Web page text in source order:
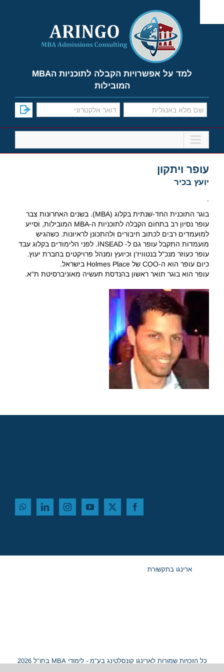
content
למד על אפשרויות הקבלה לתוכניות הMBA
המובילות
עופר ויתקון
יועץ בכיר
.
בוגר התוכנית החד-שנתית בקלוג (MBA). בשנים האחרונות צבר
עופר נסיון רב בתחום הקבלה לתוכניות ה-MBA המובילות, וסייע
למועמדים רבים לכתוב חיבורים ולהתכונן לראיונות. כשהגיש
מועמדות התקבל עופר גם ל- INSEAD. לפני הלימודים בקלוג עבד
עופר כעוזר מנכ"ל בנטוויז'ן וכיועץ ומנהל פרויקטים בחברת יעוץ.
כיום עופר הוא ה-COO של Holmes Place בישראל.
עופר הוא בוגר תואר ראשון בהנדסת תעשיה מאוניברסיטת ת"א.
ארינגו בתקשורת
כל הזכויות שמורות לארינגו קונסלטינג בע"מ - לימודי MBA בחו"ל 2026